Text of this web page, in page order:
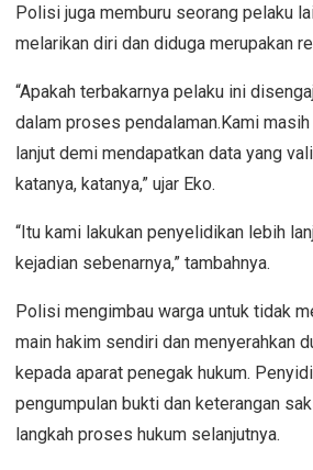
Polisi juga memburu seorang pelaku
melarikan diri dan diduga merupakan
“Apakah terbakarnya pelaku ini
dalam proses pendalaman.Kami
lanjut demi mendapatkan data yang
katanya, katanya,” ujar Eko.
“Itu kami lakukan penyelidikan lebih
kejadian sebenarnya,” tambahnya.
Polisi mengimbau warga untuk tidak
main hakim sendiri dan menyerahkan
kepada aparat penegak hukum.
pengumpulan bukti dan keterangan
langkah proses hukum selanjutnya.